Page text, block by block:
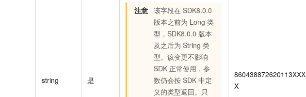
string 是
注意 该字段在 SDK8.0.0
版本之前为 Long 类
型，SDK8.0.0 版本
及之后为 String 类
型。 该变更不影响
SDK 正常使用，参
数仍会按 SDK 中定
义的类型返回。只
860438872620113XXX
X